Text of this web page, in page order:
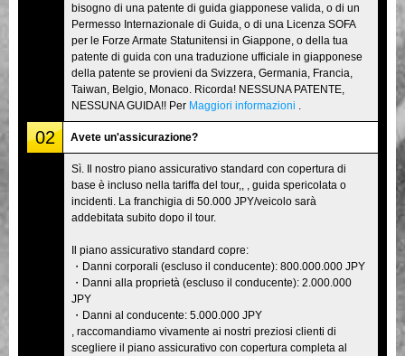
Okinawa
bisogno di una patente di guida giapponese valida, o di un
Permesso Internazionale di Guida, o di una Licenza SOFA
per le Forze Armate Statunitensi in Giappone, o della tua
patente di guida con una traduzione ufficiale in giapponese
della patente se provieni da Svizzera, Germania, Francia,
Taiwan, Belgio, Monaco. Ricorda! NESSUNA PATENTE,
NESSUNA GUIDA!! Per Maggiori informazioni
02 Avete un'assicurazione?
Sì. Il nostro piano assicurativo standard con copertura di
base è incluso nella tariffa del tour,, , guida spericolata o
incidenti. La franchigia di 50.000 JPY/veicolo sarà
addebitata subito dopo il tour.
Il piano assicurativo standard copre:
・Danni corporali (escluso il conducente): 800.000.000 JPY
・Danni alla proprietà (escluso il conducente): 2.000.000
JPY
・Danni al conducente: 5.000.000 JPY
, raccomandiamo vivamente ai nostri preziosi clienti di
scegliere il piano assicurativo con copertura completa al